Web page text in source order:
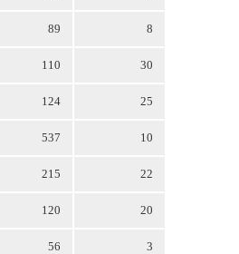
89 8
110 30
124 25
537 10
215 22
120 20
56 3